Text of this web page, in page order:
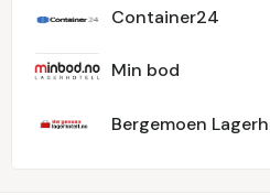
Container24
Min bod
Bergemoen